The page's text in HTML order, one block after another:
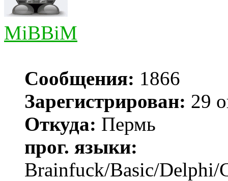
MiBBiM
Сообщения: 1866
Зарегистрирован: 29
Откуда: Пермь
прог. языки:
Brainfuck/Basic/Delphi/